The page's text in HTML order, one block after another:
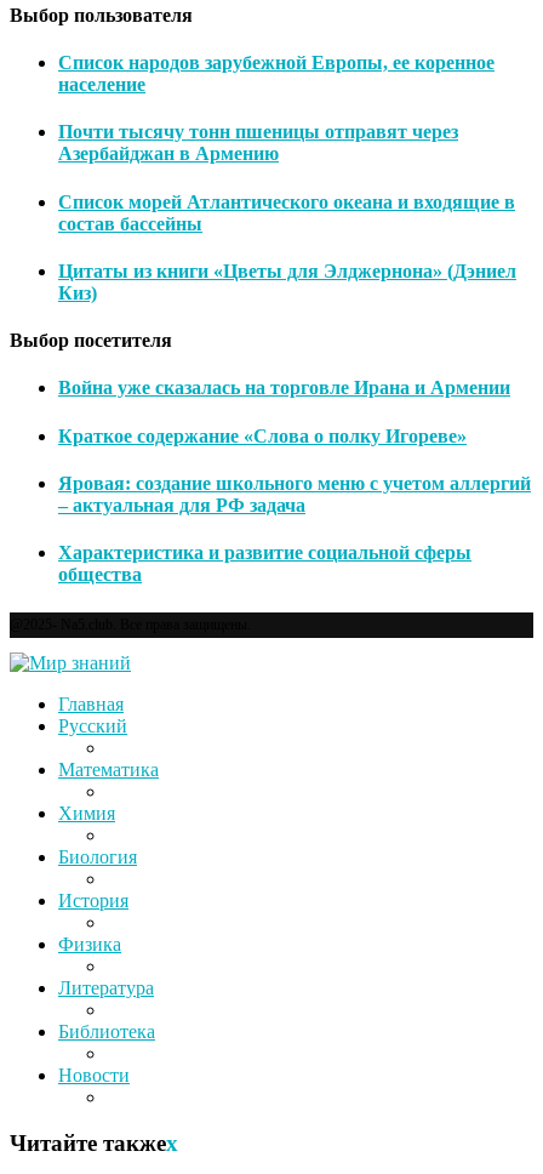
Выбор пользователя
Список народов зарубежной Европы, ее коренное
население
Почти тысячу тонн пшеницы отправят через
Азербайджан в Армению
Список морей Атлантического океана и входящие в
состав бассейны
Цитаты из книги «Цветы для Элджернона» (Дэниел
Киз)
Выбор посетителя
Война уже сказалась на торговле Ирана и Армении
Краткое содержание «Слова о полку Игореве»
Яровая: создание школьного меню с учетом аллергий
– актуальная для РФ задача
Характеристика и развитие социальной сферы
общества
Главная
Русский
Математика
Химия
Биология
История
Физика
Литература
Библиотека
Новости
Читайте такжеx